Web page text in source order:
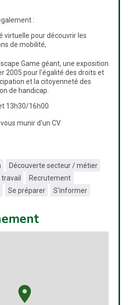
:
virtuelle pour découvrir les
de mobilité,
Game géant, une exposition
2005 pour l'égalité des droits et
et la citoyenneté des
de handicap.
13h30/16h00
munir d'un CV
Découverte secteur / métier
travail
Recrutement
Se préparer S'informer